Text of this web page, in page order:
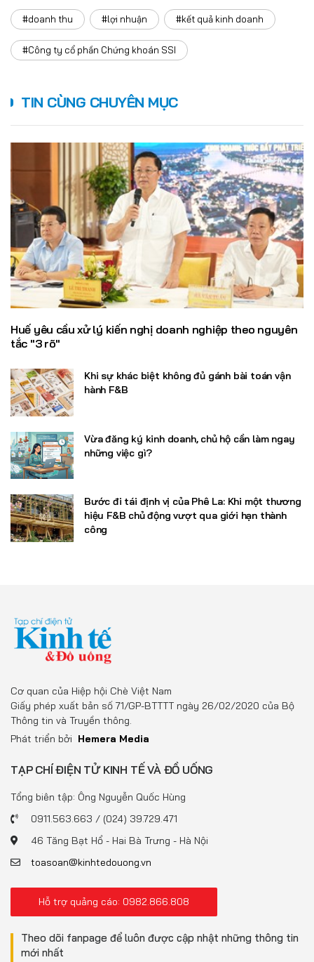
#doanh thu #lợi nhuận #kết quả kinh doanh
#Công ty cổ phần Chứng khoán SSI
TIN CÙNG CHUYÊN MỤC
Huế yêu cầu xử lý kiến nghị doanh nghiệp theo nguyên
tắc "3 rõ"
Khi sự khác biệt không đủ gánh bài toán vận
hành F&B
Vừa đăng ký kinh doanh, chủ hộ cần làm ngay
những việc gì?
Bước đi tái định vị của Phê La: Khi một thương
hiệu F&B chủ động vượt qua giới hạn thành
công
Cơ quan của Hiệp hội Chè Việt Nam
Giấy phép xuất bản số 71/GP-BTTTT ngày 26/02/2020 của Bộ
Thông tin và Truyền thông.
Phát triển bởi Hemera Media
TẠP CHÍ ĐIỆN TỬ KINH TẾ VÀ ĐỒ UỐNG
Tổng biên tập: Ông Nguyễn Quốc Hùng
0911.563.663 / (024) 39.729.471
46 Tăng Bạt Hổ - Hai Bà Trưng - Hà Nội
toasoan@kinhtedouong.vn
Hỗ trợ quảng cáo: 0982.866.808
Theo dõi fanpage để luôn được cập nhật những thông tin
mới nhất